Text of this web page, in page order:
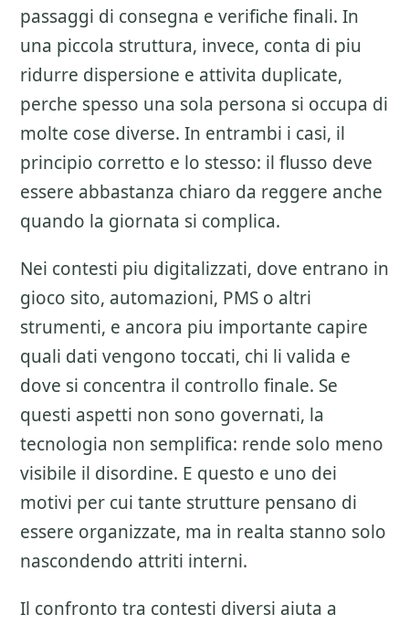
passaggi di consegna e verifiche finali. In
una piccola struttura, invece, conta di piu
ridurre dispersione e attivita duplicate,
perche spesso una sola persona si occupa di
molte cose diverse. In entrambi i casi, il
principio corretto e lo stesso: il flusso deve
essere abbastanza chiaro da reggere anche
quando la giornata si complica.
Nei contesti piu digitalizzati, dove entrano in
gioco sito, automazioni, PMS o altri
strumenti, e ancora piu importante capire
quali dati vengono toccati, chi li valida e
dove si concentra il controllo finale. Se
questi aspetti non sono governati, la
tecnologia non semplifica: rende solo meno
visibile il disordine. E questo e uno dei
motivi per cui tante strutture pensano di
essere organizzate, ma in realta stanno solo
nascondendo attriti interni.
Il confronto tra contesti diversi aiuta a